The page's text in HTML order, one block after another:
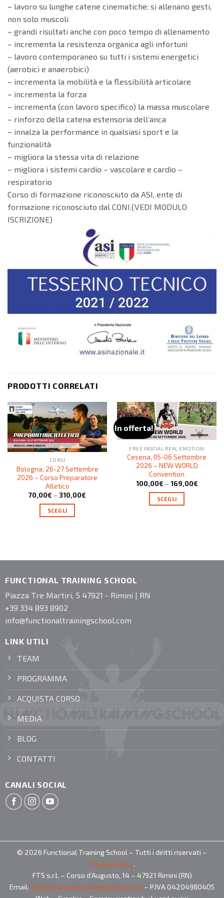
– lavoro su lunghe catene cinematiche: si allenano gesti,
non solo muscoli
– grandi risultati anche con poco tempo di allenamento
– incrementa la resistenza organica agli infortuni
– lavoro contemporaneo su tutti i sistemi energetici
(aerobici e anaerobici)
– incrementa la mobilità e la flessibilità articolare
– incrementa la forza
– incrementa (con lavoro specifico) la massa muscolare
– rinforzo della catena estensoria dell’anca
– innalza la performance in qualsiasi sport e la
funzionalità
– migliora la stessa vita di relazione
– migliora i sistemi cardio – vascolare e cardio –
respiratorio
Corso di formazione riconosciuto da ASI, ente di
formazione riconosciuto dal CONI.(VEDI MODULO
ISCRIZIONE)
PRODOTTI CORRELATI
CORSI
Bologna, 26-27 Settembre
2026 – Corso Preparatore
Atletico
70,00€ – 310,00€
SCEGLI
In offerta!
FREE FASCIAL REAL EMOTION
Cesena, 05-06 Settembre
2026 – NEW WORLD
Convention
100,00€ – 169,00€
SCEGLI
FUNCTIONAL TRAINING SCHOOL
Piazza Tre Martiri, 5 47921 - Rimini | RN
+39 334 893 8902
info@functionaltrainingschool.com
LINK UTILI
TEAM
PROGRAMMA
ACQUISTA CORSO
MEDIA
BLOG
CONTATTI
CANALI SOCIAL
© 2026 Functional Training School – Tutti i diritti riservati –
Privacy policy.
FTS s.r.l. – Corso d’Augusto, 14 – 47921 Rimini (RN)
Email: info@functionaltrainingschool.com – P.IVA 04204980405